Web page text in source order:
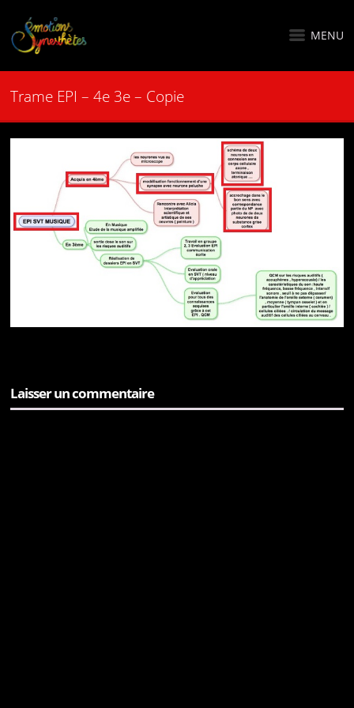
MENU
Trame EPI – 4e 3e – Copie
Laisser un commentaire